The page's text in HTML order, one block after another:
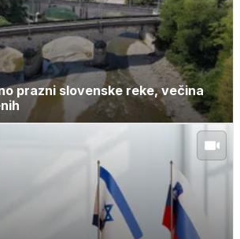
prazni slovenske reke, večina